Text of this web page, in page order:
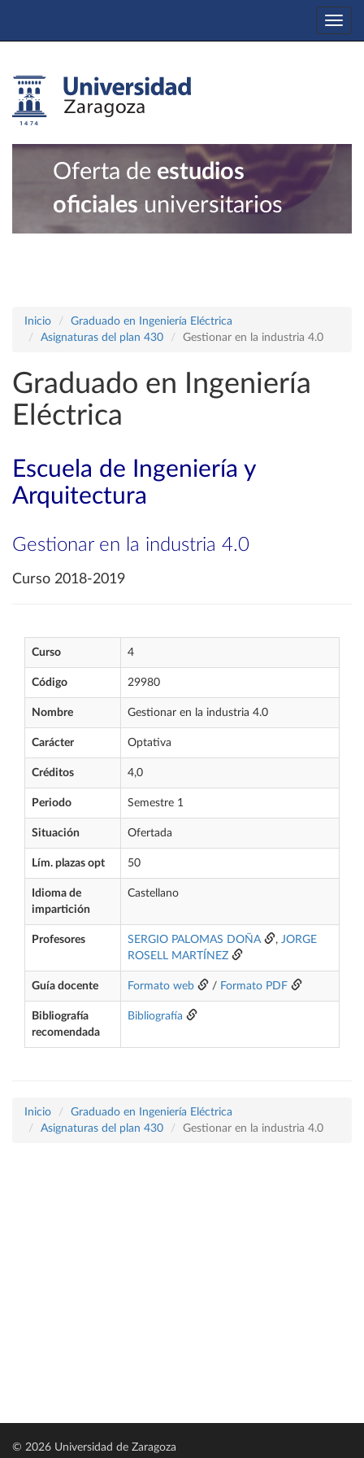
Oferta de estudios
oficiales universitarios
Inicio
Graduado en Ingeniería Eléctrica
Asignaturas del plan 430
Gestionar en la industria 4.0
Graduado en Ingeniería
Eléctrica
Escuela de Ingeniería y
Arquitectura
Gestionar en la industria 4.0
Curso 2018-2019
Curso 4
Código 29980
Nombre Gestionar en la industria 4.0
Carácter Optativa
Créditos 4,0
Periodo Semestre 1
Situación Ofertada
Lím. plazas opt 50
Idioma de
impartición
Castellano
Profesores SERGIO PALOMAS DOÑA , JORGE
ROSELL MARTÍNEZ
Guía docente Formato web / Formato PDF
Bibliografía
recomendada
Bibliografía
Inicio
Graduado en Ingeniería Eléctrica
Asignaturas del plan 430
Gestionar en la industria 4.0
© 2026 Universidad de Zaragoza